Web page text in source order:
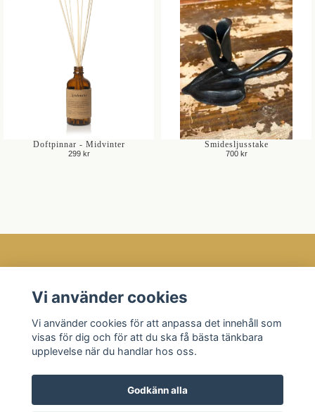
Doftpinnar - Midvinter
299 kr
Smidesljusstake
700 kr
Kundtjänst
Läs mer
Sociala medier
Vi använder cookies
Vi använder cookies för att anpassa det innehåll som
visas för dig och för att du ska få bästa tänkbara
upplevelse när du handlar hos oss.
Godkänn alla